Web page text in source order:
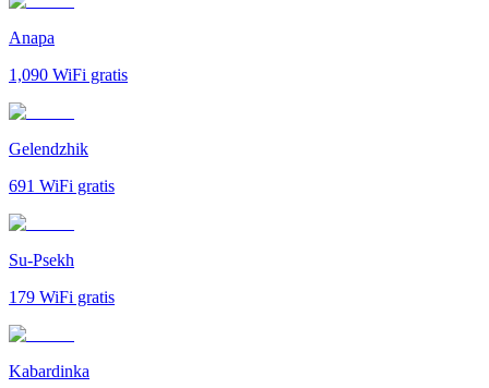
Anapa
1,090 WiFi gratis
Gelendzhik
691 WiFi gratis
Su-Psekh
179 WiFi gratis
Kabardinka